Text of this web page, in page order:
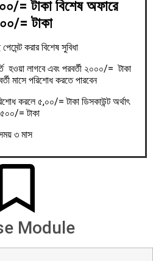
= টাকা বিশেষ অফারে
= টাকা
করার বিশেষ সুবিধা
হওয়া লাগবে এবং পরবর্তী ২০০০/= টাকা
মাসে পরিশোধ করতে পারবেন
করলে ৫,০০/= টাকা ডিসকাউন্ট অর্থাৎ
= টাকা
৩ মাস
Module